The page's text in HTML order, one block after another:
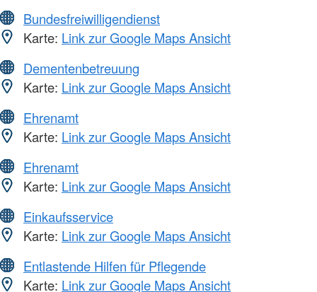
Bundesfreiwilligendienst
Karte: Link zur Google Maps Ansicht
Dementenbetreuung
Karte: Link zur Google Maps Ansicht
Ehrenamt
Karte: Link zur Google Maps Ansicht
Ehrenamt
Karte: Link zur Google Maps Ansicht
Einkaufsservice
Karte: Link zur Google Maps Ansicht
Entlastende Hilfen für Pflegende
Karte: Link zur Google Maps Ansicht